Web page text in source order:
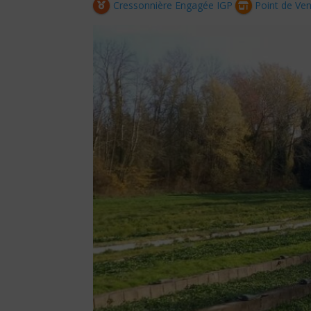
Cressonnière Engagée IGP Point de